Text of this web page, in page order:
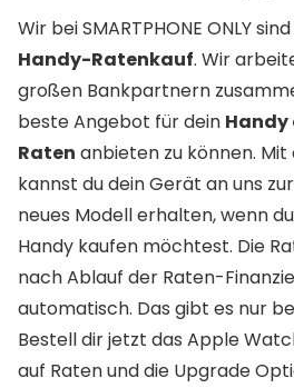
Wir bei SMARTPHONE ONLY sind
Handy-Ratenkauf. Wir
großen Bankpartnern
beste Angebot für dein Handy
Raten anbieten zu können. Mit
kannst du dein Gerät an uns
neues Modell erhalten, wenn
Handy kaufen möchtest. Die
nach Ablauf der Raten-
automatisch. Das gibt es nur bei
Bestell dir jetzt das Apple
auf Raten und die Upgrade